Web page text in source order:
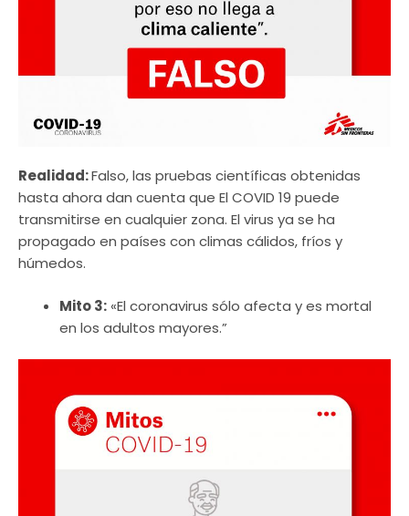
Realidad:Falso, las pruebas científicas obtenidas
hasta ahora dan cuenta que El COVID 19 puede
transmitirse en cualquier zona. El virus ya se ha
propagado en países con climas cálidos, fríos y
húmedos.
Mito 3:«El coronavirus sólo afecta y es mortal
en los adultos mayores.”